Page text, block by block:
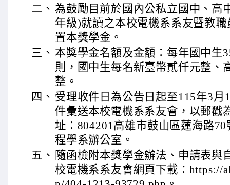
二、 為鼓勵目前於國內公私立國中、高
年級)就讀之本校電機系系友暨教
置本獎學金。
三、 本獎學金名額及金額：每年國中生
則，國中生每名新臺幣貳仟元整、
整。
四、 受理收件日為公告日起至115年3月
件彙送本校電機系系友會，以郵戳
址：804201高雄市鼓山區蓮海路
程學系辦公室。
五、 隨函檢附本獎學金辦法、申請表與
校電機系系友會網頁下載：https://